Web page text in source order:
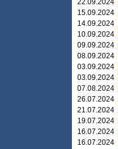
22.09.2024
15.09.2024
14.09.2024
10.09.2024
09.09.2024
08.09.2024
03.09.2024
03.09.2024
07.08.2024
26.07.2024
21.07.2024
19.07.2024
16.07.2024
16.07.2024